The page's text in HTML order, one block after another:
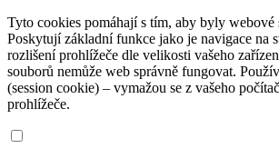
Tyto cookies pomáhají s tím, aby byly webové
Poskytují základní funkce jako je navigace na
rozlišení prohlížeče dle velikosti vašeho
souborů nemůže web správně fungovat.
(session cookie) – vymažou se z vašeho
prohlížeče.